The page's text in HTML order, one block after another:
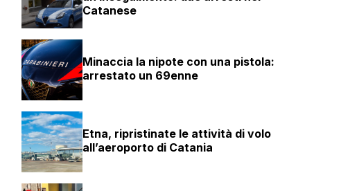
Catanese
Minaccia la nipote con una pistola:
arrestato un 69enne
Etna, ripristinate le attività di volo
all’aeroporto di Catania